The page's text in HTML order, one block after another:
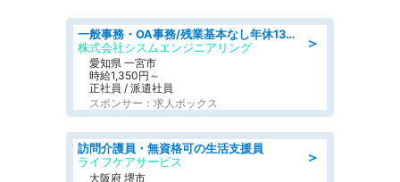
＞
一般事務・OA事務/残業基本なし年休130日社保完備の一般・調達事務
株式会社シスムエンジニアリング
愛知県 一宮市
時給1,350円～
正社員 / 派遣社員
スポンサー：求人ボックス
＞
訪問介護員・無資格可の生活支援員
ライフケアサービス
大阪府 堺市